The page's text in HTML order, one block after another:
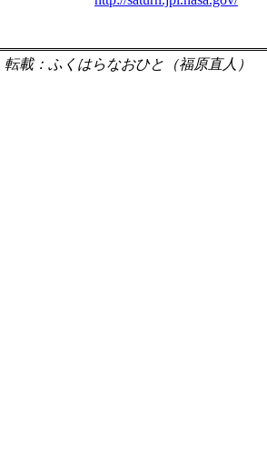
転載：ふくはらなおひと（福原直人）